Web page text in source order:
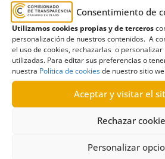
Consentimiento de
Utilizamos cookies propias y de terceros
personalización de nuestros contenidos. A
el uso de cookies, rechazarlas o
utilizadas. Para editar sus preferencias o
nuestra Política de cookiesde nuestro sitio
Aceptar y visitar el
Rechazar
Personalizar
Solicitud de información sobre
desarrollo de una perrera
Tuineje al Cabildo de
Desestimación
LEER MÁS >>
R171/2019